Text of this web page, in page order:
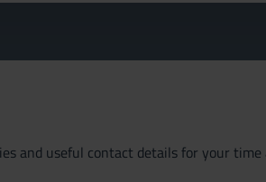
and useful contact details for your